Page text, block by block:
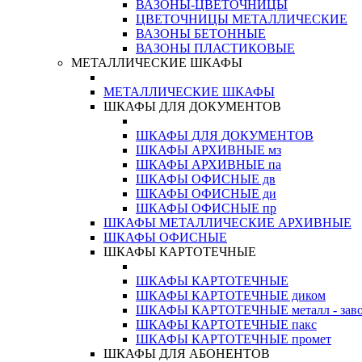
ВАЗОНЫ-ЦВЕТОЧНИЦЫ
ЦВЕТОЧНИЦЫ МЕТАЛЛИЧЕСКИЕ
ВАЗОНЫ БЕТОННЫЕ
ВАЗОНЫ ПЛАСТИКОВЫЕ
МЕТАЛЛИЧЕСКИЕ ШКАФЫ
МЕТАЛЛИЧЕСКИЕ ШКАФЫ
ШКАФЫ ДЛЯ ДОКУМЕНТОВ
ШКАФЫ ДЛЯ ДОКУМЕНТОВ
ШКАФЫ АРХИВНЫЕ мз
ШКАФЫ АРХИВНЫЕ па
ШКАФЫ ОФИСНЫЕ дв
ШКАФЫ ОФИСНЫЕ ди
ШКАФЫ ОФИСНЫЕ пр
ШКАФЫ МЕТАЛЛИЧЕСКИЕ АРХИВНЫЕ
ШКАФЫ ОФИСНЫЕ
ШКАФЫ КАРТОТЕЧНЫЕ
ШКАФЫ КАРТОТЕЧНЫЕ
ШКАФЫ КАРТОТЕЧНЫЕ диком
ШКАФЫ КАРТОТЕЧНЫЕ металл -
ШКАФЫ КАРТОТЕЧНЫЕ пакс
ШКАФЫ КАРТОТЕЧНЫЕ промет
ШКАФЫ ДЛЯ АБОНЕНТОВ